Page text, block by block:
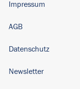
Impressum
AGB
Datenschutz
Newsletter